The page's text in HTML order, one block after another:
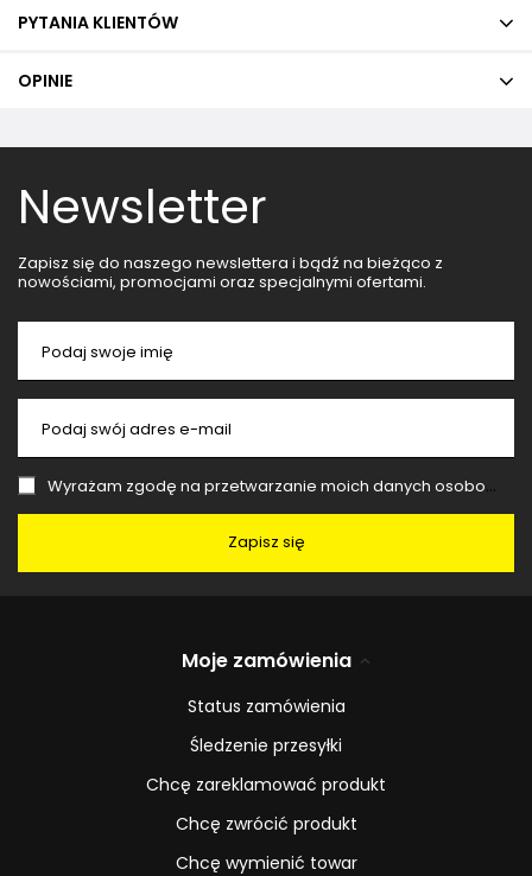
PYTANIA KLIENTÓW
OPINIE
Newsletter
Zapisz się do naszego newslettera i bądź na bieżąco z
nowościami, promocjami oraz specjalnymi ofertami.
Podaj swoje imię
Podaj swój adres e-mail
Wyrażam zgodę na przetwarzanie moich danych osobowych (adres e-mail) na potrzeby wysyłki newslettera z informacją handlową (marketing). Więcej w
Zapisz się
Moje zamówienia
Status zamówienia
Śledzenie przesyłki
Chcę zareklamować produkt
Chcę zwrócić produkt
Chcę wymienić towar